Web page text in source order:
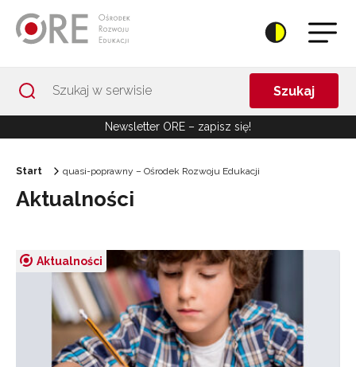
Szukaj
Newsletter ORE – zapisz się!
Start quasi-poprawny – Ośrodek Rozwoju Edukacji
Aktualności
Aktualności